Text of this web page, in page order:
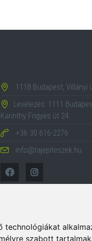
szabott
1118 Budapest, Villányi
Levelezés: 1111
Karinthy Frigyes út 24.
+36 30 616-2276
info@tajepiteszek.hu